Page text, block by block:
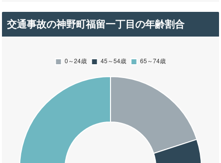
交通事故の神野町福留一丁目の年齢割合